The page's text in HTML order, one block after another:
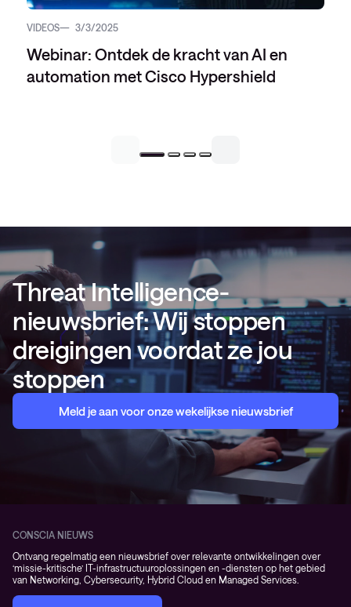
VIDEOS 3/3/2025
Webinar: Ontdek de kracht van AI en
automation met Cisco Hypershield
Threat Intelligence-
nieuwsbrief: Wij stoppen
dreigingen voordat ze jou
stoppen
Meld je aan voor onze wekelijkse nieuwsbrief
CONSCIA NIEUWS
Ontvang regelmatig een nieuwsbrief over relevante ontwikkelingen over
‘missie-kritische’ IT-infrastructuuroplossingen en -diensten op het gebied
van Networking, Cybersecurity, Hybrid Cloud en Managed Services.